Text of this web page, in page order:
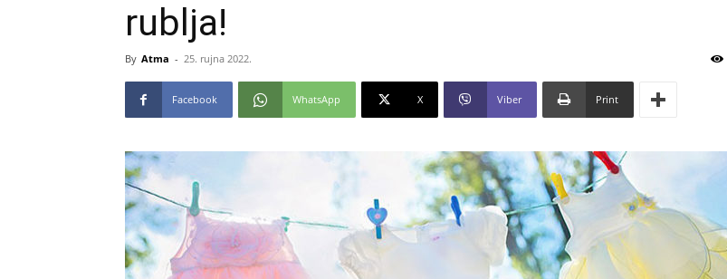
rublja!
By Atma - 25. rujna 2022.
Facebook WhatsApp X Viber Print